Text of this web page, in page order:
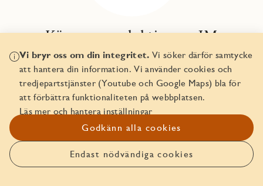
Anmäl intresse
Köpa nyproduktion av JM
Läs mer
Vi bryr oss om din integritet. Vi söker därför samtycke
att hantera din information. Vi använder cookies och
tredjepartstjänster (Youtube och Google Maps) bla för
att förbättra funktionaliteten på webbplatsen.
Läs mer och hantera inställningar
Godkänn alla cookies
Endast nödvändiga cookies